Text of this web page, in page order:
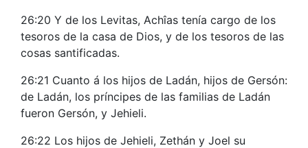
26:20 Y de los Levitas, Achîas tenía cargo de los
tesoros de la casa de Dios, y de los tesoros de las
cosas santificadas.
26:21 Cuanto á los hijos de Ladán, hijos de Gersón:
de Ladán, los príncipes de las familias de Ladán
fueron Gersón, y Jehieli.
26:22 Los hijos de Jehieli, Zethán y Joel su